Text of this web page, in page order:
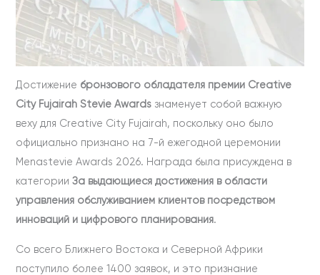
Достижение бронзового обладателя премии Creative
City Fujairah Stevie Awards знаменует собой важную
веху для Creative City Fujairah, поскольку оно было
официально признано на 7-й ежегодной церемонии
Menastevie Awards 2026. Награда была присуждена в
категорииЗа выдающиеся достижения в области
управления обслуживанием клиентов посредством
инноваций и цифрового планирования.
Со всего Ближнего Востока и Северной Африки
поступило более 1400 заявок, и это признание